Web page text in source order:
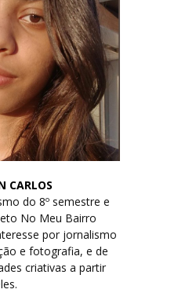
CARLOS
do 8º semestre e
No Meu Bairro
por jornalismo
e fotografia, e de
criativas a partir